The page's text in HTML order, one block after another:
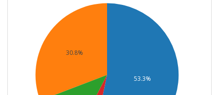
53.3%
30.8%